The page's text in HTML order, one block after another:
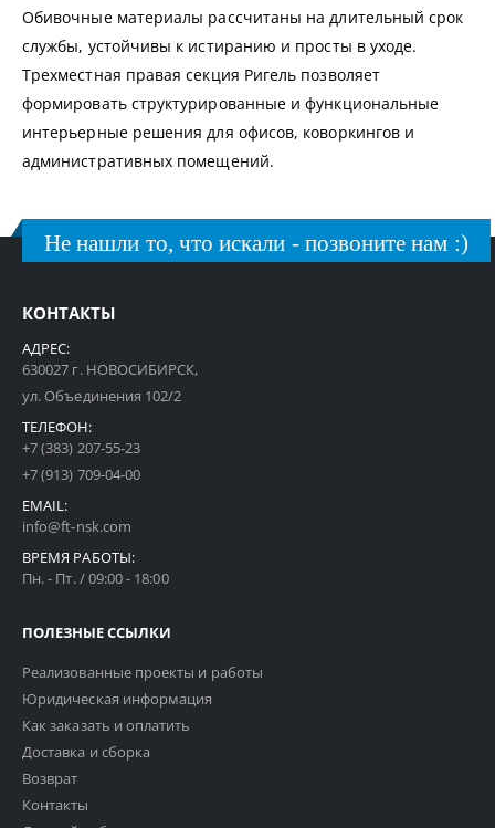
Обивочные материалы рассчитаны на длительный срок
службы, устойчивы к истиранию и просты в уходе.
Трехместная правая секция Ригель позволяет
формировать структурированные и функциональные
интерьерные решения для офисов, коворкингов и
административных помещений.
Не нашли то, что искали - позвоните нам :)
КОНТАКТЫ
АДРЕС:
630027 г. НОВОСИБИРСК,
ул. Объединения 102/2
ТЕЛЕФОН:
+7 (383) 207-55-23
+7 (913) 709-04-00
EMAIL:
info@ft-nsk.com
ВРЕМЯ РАБОТЫ:
Пн. - Пт. / 09:00 - 18:00
ПОЛЕЗНЫЕ ССЫЛКИ
Реализованные проекты и работы
Юридическая информация
Как заказать и оплатить
Доставка и сборка
Возврат
Контакты